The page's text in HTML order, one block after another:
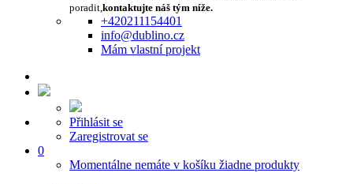
poradit,kontaktujte náš tým níže.
+420211154401
info@dublino.cz
Mám vlastní projekt
Přihlásit se
Zaregistrovat se
0
Momentálne nemáte v košíku žiadne produkty